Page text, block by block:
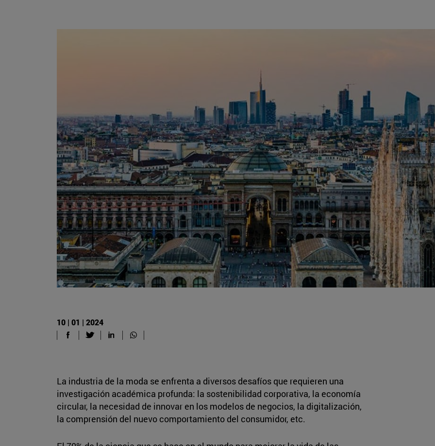
10 | 01 | 2024
La industria de la moda se enfrenta a diversos desafíos que requieren una
investigación académica profunda: la sostenibilidad corporativa, la economía
circular, la necesidad de innovar en los modelos de negocios, la digitalización,
la comprensión del nuevo comportamiento del consumidor, etc.